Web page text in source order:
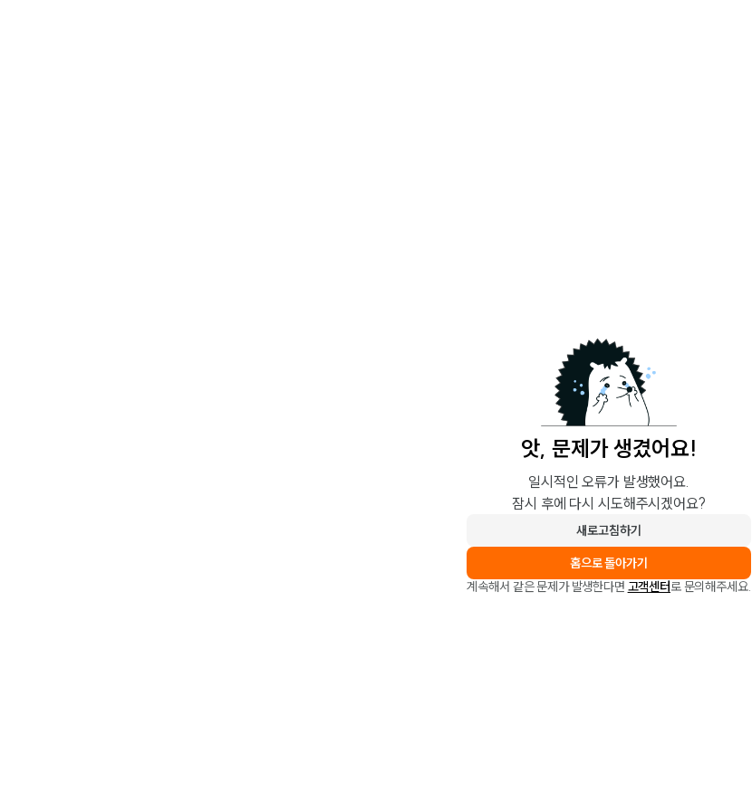
앗, 문제가 생겼어요!
일시적인 오류가 발생했어요.
잠시 후에 다시 시도해주시겠어요?
새로고침하기
홈으로 돌아가기
계속해서 같은 문제가 발생한다면 고객센터로 문의해주세요.